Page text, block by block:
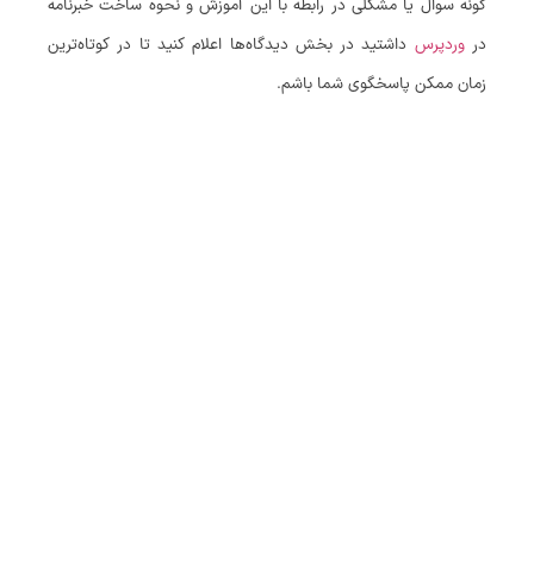
گونه سوال یا مشکلی در رابطه با این آموزش و نحوه ساخت خبرنامه
دروردپرس داشتید در بخش دیدگاه‌ها اعلام کنید تا در کوتاه‌ترین
زمان ممکن پاسخگوی شما باشم.